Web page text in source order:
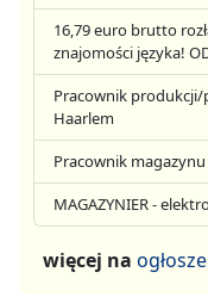
16,79 euro brutto
znajomości języka!
Pracownik
Haarlem
Pracownik
MAGAZYNIER -
więcej na